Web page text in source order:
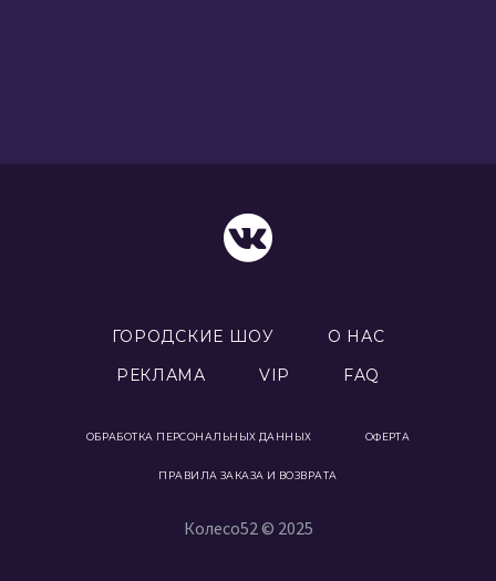
ГОРОДСКИЕ ШОУ
О НАС
РЕКЛАМА
VIP FAQ
ОБРАБОТКА ПЕРСОНАЛЬНЫХ ДАННЫХ ОФЕРТА
ПРАВИЛА ЗАКАЗА И ВОЗВРАТА
Колесо52 © 2025